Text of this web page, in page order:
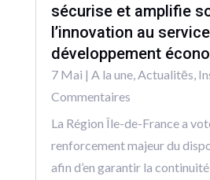
sécurise et amplifie
l’innovation au
développement
7 Mai | A la une, Actualitēs
Commentaires
La Région Île-de-France a
renforcement majeur du
afin d’en garantir la